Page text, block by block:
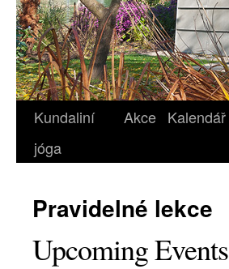
Kundaliní
jóga
Akce Kalendář
Pravidelné lekce
Upcoming Events